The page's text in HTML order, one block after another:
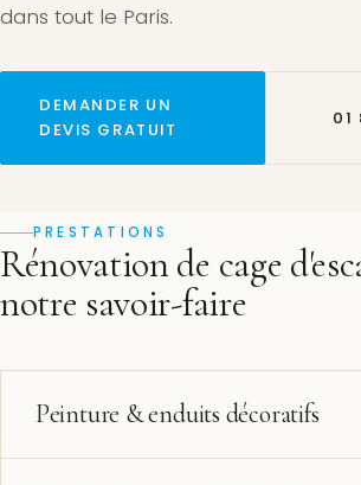
dans tout le Paris.
DEMANDER UN
DEVIS GRATUIT
01
PRESTATIONS
Rénovation de cage
notre savoir-faire
Peinture & enduits décoratifs